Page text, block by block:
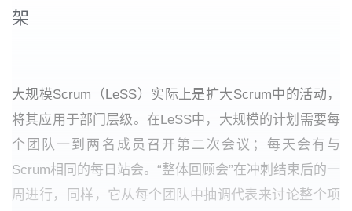
架
大规模Scrum（LeSS）实际上是扩大Scrum中的活动，
将其应用于部门层级。在LeSS中，大规模的计划需要每
个团队一到两名成员召开第二次会议；每天会有与
Scrum相同的每日站会。“整体回顾会”在冲刺结束后的一
周进行，同样，它从每个团队中抽调代表来讨论整个项